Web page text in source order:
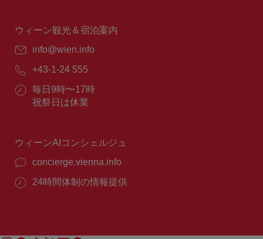
間：
ウィーン観光＆宿泊案内
E
ー
ル：
info@wien.info
電
番
号：
+43-1-24 555
営
業
毎日9時〜17時
祝祭日は休業
ウィーンAIコンシェルジュ
concierge.vienna.info
24時間体制の情報提供